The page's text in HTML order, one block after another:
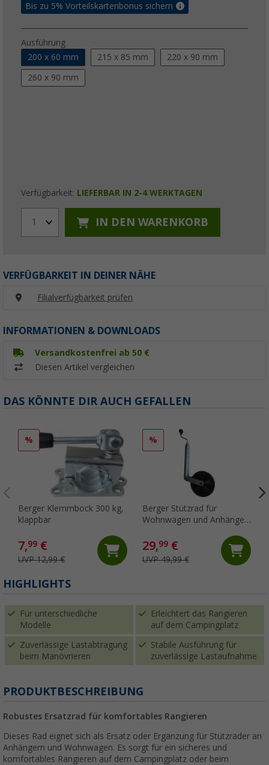
Bis zu 5% Vorteilskartenbonus sichern
Ausführung
200 x 60 mm
215 x 85 mm 220 x 90 mm
260 x 90 mm
Verfügbarkeit: LIEFERBAR IN 2-4 WERKTAGEN
1 IN DEN WARENKORB
VERFÜGBARKEIT IN DEINER NÄHE
Filialverfügbarkeit prüfen
INFORMATIONEN & DOWNLOADS
Versandkostenfrei ab 50 €
Diesen Artikel vergleichen
DAS KÖNNTE DIR AUCH GEFALLEN
%
Berger Klemmbock 300 kg,
klappbar
7,99 €
UVP 12,99 €
%
Berger Stützrad für
Wohnwagen und Anhänger
29,99€
UVP 49,99 €
HIGHLIGHTS
Für unterschiedliche
Modelle
Erleichtert das Rangieren
auf dem Campingplatz
Zuverlässige Lastabtragung
beim Manövrieren
Stabile Ausführung für
zuverlässige Lastaufnahme
PRODUKTBESCHREIBUNG
Robustes Ersatzrad für komfortables Rangieren
Dieses Rad eignet sich als Ersatz oder Ergänzung für Stützräder an
Anhängern und Wohnwagen. Es sorgt für ein sicheres und
komfortables Rangieren auf dem Campingplatz oder beim